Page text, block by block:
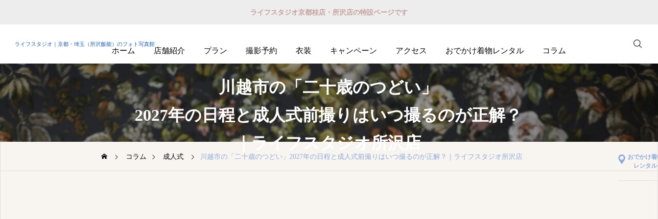
ライフスタジオ京都桂店・所沢店の特設ページです
ライフスタジオ｜京都・埼玉（所沢飯能）のフォト写真館
ホーム 店舗紹介 プラン 撮影予約 衣装 キャンペーン アクセス おでかけ着物レンタル コラム
撮影予約
グイン）
おでかけ着
レンタル
川越市の「二十歳のつどい」
2027年の日程と成人式前撮りはいつ撮るのが正解？
｜ライフスタジオ所沢店
コラム 成人式 川越市の「二十歳のつどい」2027年の日程と成人式前撮りはいつ撮るのが正解？｜ライフスタジオ所沢店